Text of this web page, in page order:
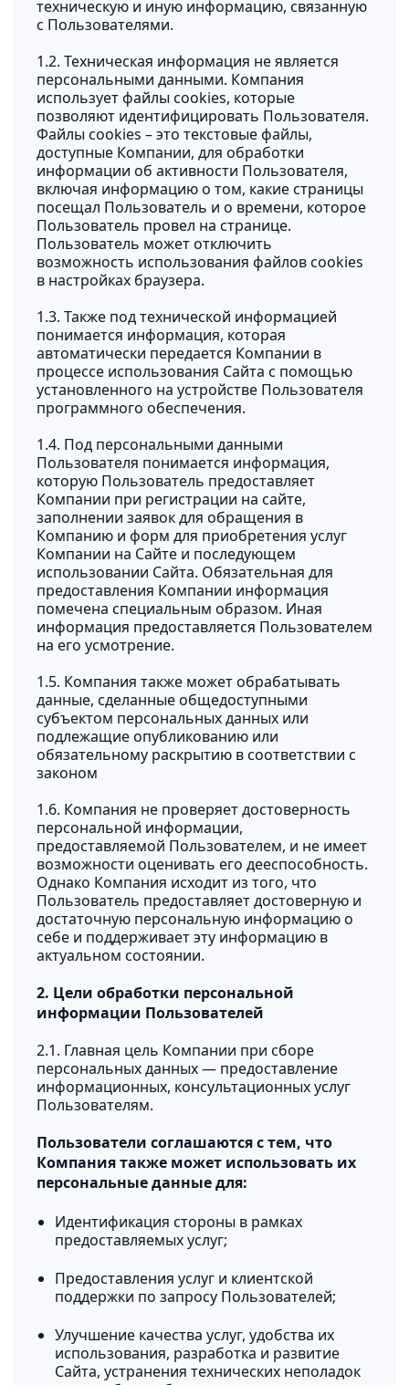
техническую и иную информацию, связанную
с Пользователями.
1.2. Техническая информация не является
персональными данными. Компания
использует файлы cookies, которые
позволяют идентифицировать Пользователя.
Файлы cookies – это текстовые файлы,
доступные Компании, для обработки
информации об активности Пользователя,
включая информацию о том, какие страницы
посещал Пользователь и о времени, которое
Пользователь провел на странице.
Пользователь может отключить
возможность использования файлов cookies
в настройках браузера.
1.3. Также под технической информацией
понимается информация, которая
автоматически передается Компании в
процессе использования Сайта с помощью
установленного на устройстве Пользователя
программного обеспечения.
1.4. Под персональными данными
Пользователя понимается информация,
которую Пользователь предоставляет
Компании при регистрации на сайте,
заполнении заявок для обращения в
Компанию и форм для приобретения услуг
Компании на Сайте и последующем
использовании Сайта. Обязательная для
предоставления Компании информация
помечена специальным образом. Иная
информация предоставляется Пользователем
на его усмотрение.
1.5. Компания также может обрабатывать
данные, сделанные общедоступными
субъектом персональных данных или
подлежащие опубликованию или
обязательному раскрытию в соответствии с
законом
1.6. Компания не проверяет достоверность
персональной информации,
предоставляемой Пользователем, и не имеет
возможности оценивать его дееспособность.
Однако Компания исходит из того, что
Пользователь предоставляет достоверную и
достаточную персональную информацию о
себе и поддерживает эту информацию в
актуальном состоянии.
2. Цели обработки персональной
информации Пользователей
2.1. Главная цель Компании при сборе
персональных данных — предоставление
информационных, консультационных услуг
Пользователям.
Пользователи соглашаются с тем, что
Компания также может использовать их
персональные данные для:
Идентификация стороны в рамках
предоставляемых услуг;
Предоставления услуг и клиентской
поддержки по запросу Пользователей;
Улучшение качества услуг, удобства их
использования, разработка и развитие
Сайта, устранения технических неполадок